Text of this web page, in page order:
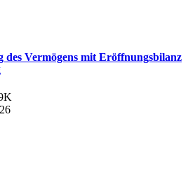
des Vermögens mit Eröffnungsbilanz